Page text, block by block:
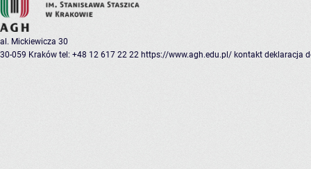
al. Mickiewicza 30
30-059 Kraków tel: +48 12 617 22 22 https://www.agh.edu.pl/ kontakt deklaracja